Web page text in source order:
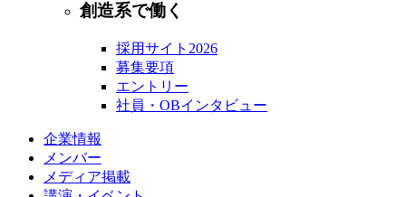
創造系で働く
採用サイト2026
募集要項
エントリー
社員・OBインタビュー
企業情報
メンバー
メディア掲載